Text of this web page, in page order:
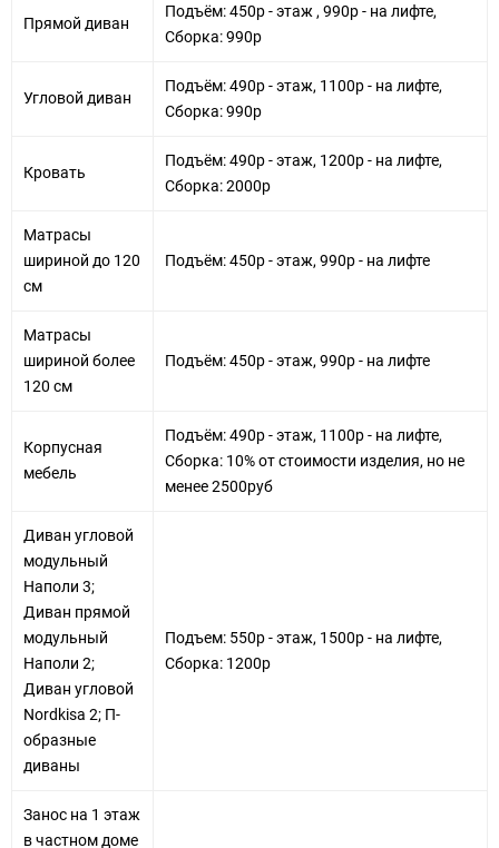
Прямой диван
Подъём: 450р - этаж , 990р - на лифте,
Сборка: 990р
Угловой диван
Подъём: 490р - этаж, 1100р - на лифте,
Сборка: 990р
Кровать
Подъём: 490р - этаж, 1200р - на лифте,
Сборка: 2000р
Матрасы
шириной до 120
см
Подъём: 450р - этаж, 990р - на лифте
Матрасы
шириной более
120 см
Подъём: 450р - этаж, 990р - на лифте
Корпусная
мебель
Подъём: 490р - этаж, 1100р - на лифте,
Сборка: 10% от стоимости изделия, но не
менее 2500руб
Диван угловой
модульный
Наполи 3;
Диван прямой
модульный
Наполи 2;
Диван угловой
Nordkisa 2; П-
образные
диваны
Подъем: 550р - этаж, 1500р - на лифте,
Сборка: 1200р
Занос на 1 этаж
в частном доме